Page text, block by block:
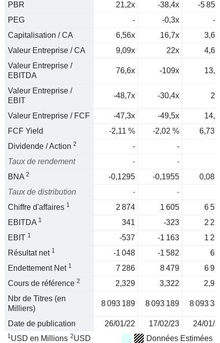
PBR
21,2x -38,4x
-5
PEG
- -0,3x
-
Capitalisation / CA
6,56x 16,7x
Valeur Entreprise / CA
9,09x 22x
Valeur Entreprise /
EBITDA
76,6x -109x
Valeur Entreprise /
EBIT
-48,7x -30,4x
Valeur Entreprise / FCF -47,3x -49,5x
FCF Yield
-2,11 % -2,02 %
6,73
Dividende / Action 2 -
-
Taux de rendement
-
-
BNA 2 -0,1295 -0,1955
Taux de distribution
-
-
Chiffre d'affaires 1 2 874 1 605
6
EBITDA 1 341 -323
2
EBIT 1 -537 -1 163
1
Résultat net 1 -1 048 -1 582
Endettement Net 1 7 286 8 479
6
Cours de référence 2 2,329 3,322
Nbr de Titres (en
Milliers)
8 093 189 8 093 189 8 093
Date de publication 26/01/22 17/02/23 24/01/
1USD en Millions 2USD Données Estimées